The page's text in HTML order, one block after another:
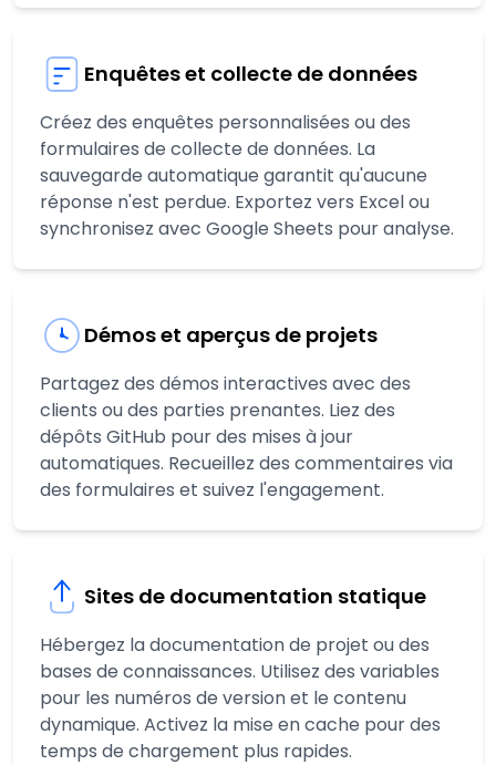
Enquêtes et collecte de données
Créez des enquêtes personnalisées ou des
formulaires de collecte de données. La
sauvegarde automatique garantit qu'aucune
réponse n'est perdue. Exportez vers Excel ou
synchronisez avec Google Sheets pour analyse.
Démos et aperçus de projets
Partagez des démos interactives avec des
clients ou des parties prenantes. Liez des
dépôts GitHub pour des mises à jour
automatiques. Recueillez des commentaires via
des formulaires et suivez l'engagement.
Sites de documentation statique
Hébergez la documentation de projet ou des
bases de connaissances. Utilisez des variables
pour les numéros de version et le contenu
dynamique. Activez la mise en cache pour des
temps de chargement plus rapides.